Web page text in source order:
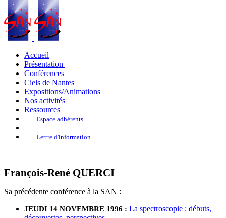
Accueil
Présentation
Conférences
Ciels de Nantes
Expositions/Animations
Nos activités
Ressources
Espace adhérents
Lettre d'information
François-René QUERCI
Sa précédente conférence à la SAN :
JEUDI 14 NOVEMBRE 1996 : La spectroscopie : débuts,